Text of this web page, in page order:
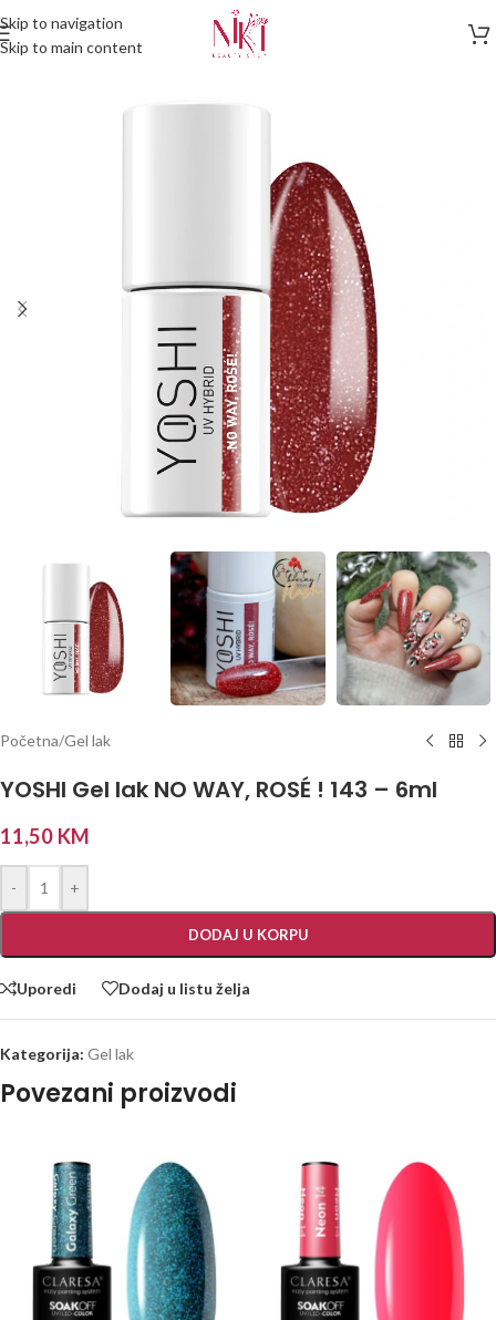
Skip to navigation
Skip to main content
Početna/Gel lak
YOSHI Gel lak NO WAY, ROSÉ ! 143 – 6ml
11,50 KM
- +
DODAJ U KORPU
Uporedi Dodaj u listu želja
Kategorija: Gel lak
Povezani proizvodi